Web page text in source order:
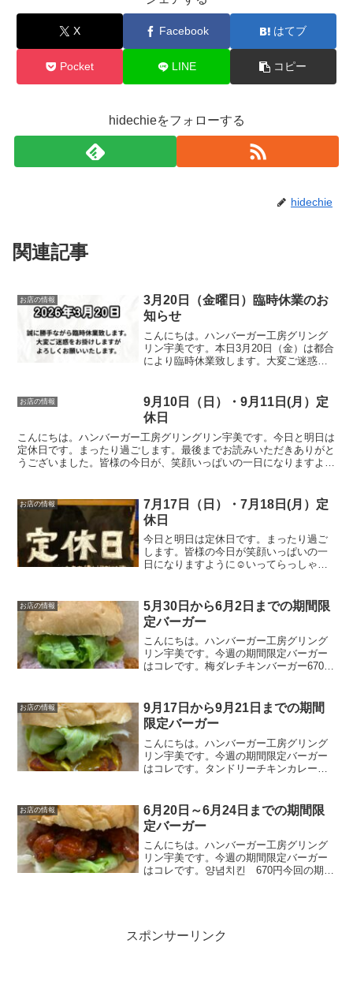
X Facebook はてブ
Pocket LINE コピー
hidechieをフォローする
hidechie
関連記事
お店の情報
3月20日（金曜日）臨時休業のお
知らせ
こんにちは。ハンバーガー工房グリング
リン宇美です。本日3月20日（金）は都合
により臨時休業致します。大変ご迷惑を
がとうございました。皆様の今日が笑顔
いっぱいの一日になり...
お店の情報
9月10日（日）・9月11日(月）定
休日
こんにちは。ハンバーガー工房グリングリン宇美です。今日と明日は
定休日です。まったり過ごします。最後までお読みいただきありがと
うございました。皆様の今日が、笑顔いっぱいの一日になりますよう
お店の情報
7月17日（日）・7月18日(月）定
休日
今日と明日は定休日です。まったり過ご
します。皆様の今日が笑顔いっぱいの一
日になりますように☺いってらっしゃ
お店の情報
5月30日から6月2日までの期間限
定バーガー
こんにちは。ハンバーガー工房グリング
リン宇美です。今週の期間限定バーガー
はコレです。梅ダレチキンバーガー670円
あっさりと食べれてしまう梅ダレの和風
バーガーです。酸っぱ...
お店の情報
9月17日から9月21日までの期間
限定バーガー
こんにちは。ハンバーガー工房グリング
リン宇美です。今週の期間限定バーガー
はコレです。タンドリーチキンカレーバ
にしてみました。ピリ辛のカレーソース
がクセになる逸品です...
お店の情報
6月20日～6月24日までの期間限
定バーガー
こんにちは。ハンバーガー工房グリング
リン宇美です。今週の期間限定バーガー
はコレです。양념치킨 670円今回の期間
スポンサーリンク